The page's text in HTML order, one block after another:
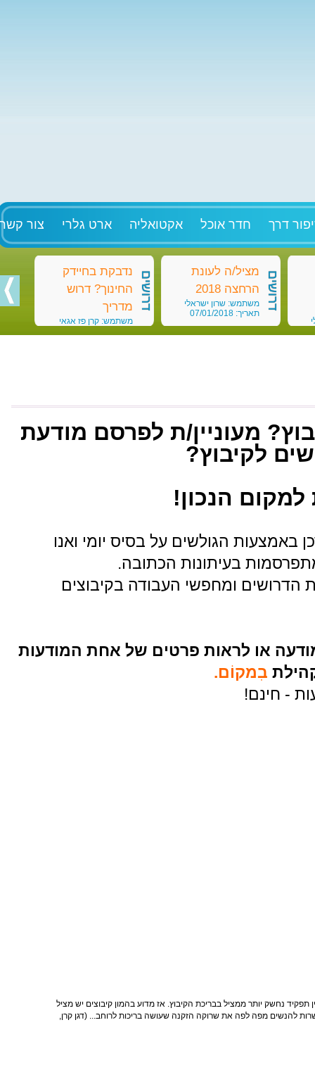
דרך חדר אוכל אקטואליה ארט גלרי צור
מציל/ה לעונת
הרחצה 2018
משתמש: שרון ישראלי
תאריך: 07/01/2018
דרושים
נדבקת בחיידק
החינוך? דרוש
מדריך
משתמש: קרן פז אגאי
דרושים דרושים
מעוניין/ת לפרסם מודעת
לקיבוץ?
הנכון!
הגולשים על בסיס יומי ואנו
בעיתונות הכתובה.
ומחפשי העבודה בקיבוצים
או לראות פרטים של אחת המודעות
בִמקוֹם.
- חינם!
נחשק יותר ממציל בבריכת הקיבוץ. אז מדוע בהמון קיבוצים יש מציל
להנשים מפה לפה את שרוקה הזקנה שעושה בריכות לרוחב... (דגן קרן,